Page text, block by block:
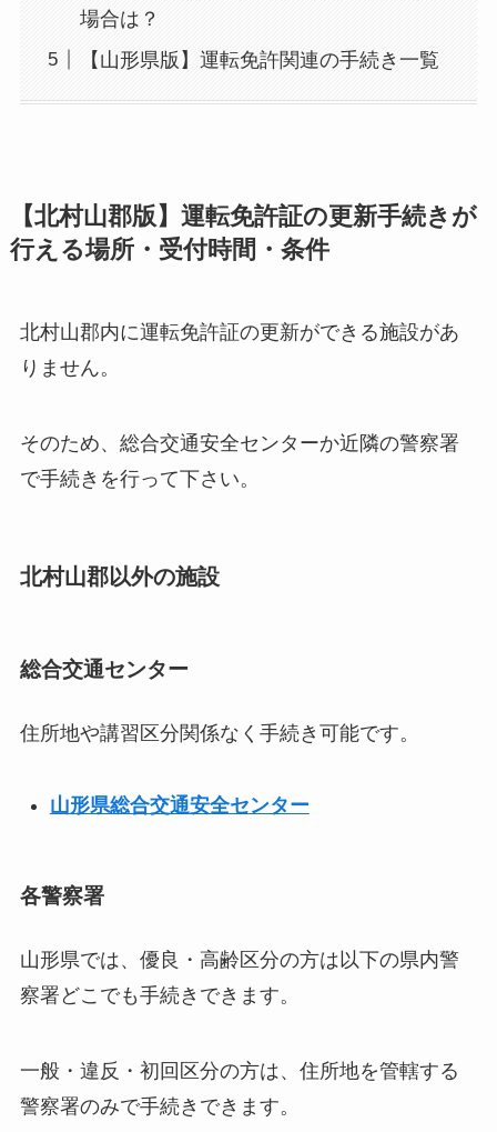
場合は？
【山形県版】運転免許関連の手続き一覧
【北村山郡版】運転免許証の更新手続きが
行える場所・受付時間・条件
北村山郡内に運転免許証の更新ができる施設があ
りません。
そのため、総合交通安全センターか近隣の警察署
で手続きを行って下さい。
北村山郡以外の施設
総合交通センター
住所地や講習区分関係なく手続き可能です。
山形県総合交通安全センター
各警察署
山形県では、優良・高齢区分の方は以下の県内警
察署どこでも手続きできます。
一般・違反・初回区分の方は、住所地を管轄する
警察署のみで手続きできます。